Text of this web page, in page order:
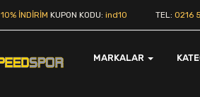
10% İNDİRİM KUPON KODU: ind10 TEL: 0216
MARKALAR